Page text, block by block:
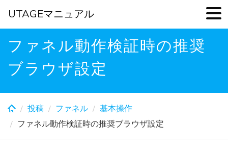
Skip
content
ファネル動作検証時の推奨
ブラウザ設定
投稿 ファネル
基本操作
ファネル動作検証時の推奨ブラウザ設定
UTAGEマニュアル